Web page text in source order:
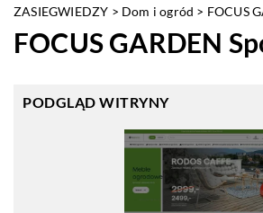
ZASIEGWIEDZY > Dom i ogród > FOCUS
FOCUS GARDEN
PODGLĄD WITRYNY